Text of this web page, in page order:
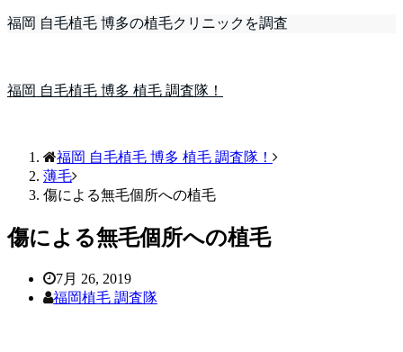
福岡 自毛植毛 博多の植毛クリニックを調査
福岡 自毛植毛 博多 植毛 調査隊！
福岡 自毛植毛 博多 植毛 調査隊！
薄毛
傷による無毛個所への植毛
傷による無毛個所への植毛
7月 26, 2019
福岡植毛 調査隊